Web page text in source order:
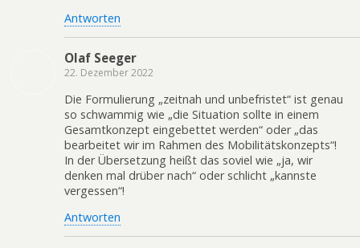
Antworten
Olaf Seeger
22. Dezember 2022
Die Formulierung „zeitnah und unbefristet“ ist genau
so schwammig wie „die Situation sollte in einem
Gesamtkonzept eingebettet werden“ oder „das
bearbeitet wir im Rahmen des Mobilitätskonzepts“!
In der Übersetzung heißt das soviel wie „ja, wir
denken mal drüber nach“ oder schlicht „kannste
vergessen“!
Antworten